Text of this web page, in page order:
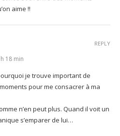
aime !!
18 min
je trouve important de
pour me consacrer à ma
n’en peut plus. Quand il voit un
s’emparer de lui…
REPLY